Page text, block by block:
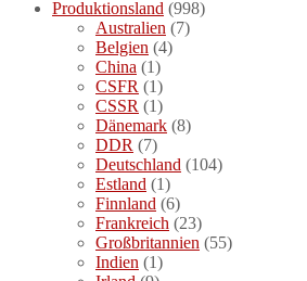
Produktionsland (998)
Australien (7)
Belgien (4)
China (1)
CSFR (1)
CSSR (1)
Dänemark (8)
DDR (7)
Deutschland (104)
Estland (1)
Finnland (6)
Frankreich (23)
Großbritannien (55)
Indien (1)